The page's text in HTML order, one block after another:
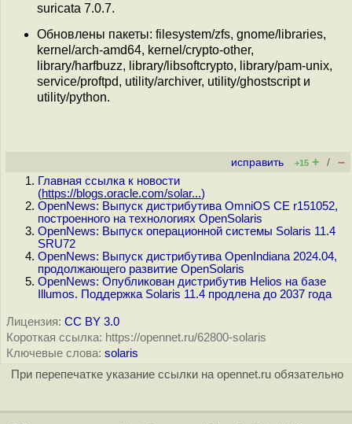
suricata 7.0.7.
Обновлены пакеты: filesystem/zfs, gnome/libraries,
kernel/arch-amd64, kernel/crypto-other,
library/harfbuzz, library/libsoftcrypto, library/pam-unix,
service/proftpd, utility/archiver, utility/ghostscript и
utility/python.
исправить +15 + / –
Главная ссылка к новости
(https://blogs.oracle.com/solar...)
OpenNews: Выпуск дистрибутива OmniOS CE r151052,
построенного на технологиях OpenSolaris
OpenNews: Выпуск операционной системы Solaris 11.4
SRU72
OpenNews: Выпуск дистрибутива OpenIndiana 2024.04,
продолжающего развитие OpenSolaris
OpenNews: Опубликован дистрибутив Helios на базе
Illumos. Поддержка Solaris 11.4 продлена до 2037 года
Лицензия: CC BY 3.0
Короткая ссылка: https://opennet.ru/62800-solaris
Ключевые слова: solaris
При перепечатке указание ссылки на opennet.ru обязательно